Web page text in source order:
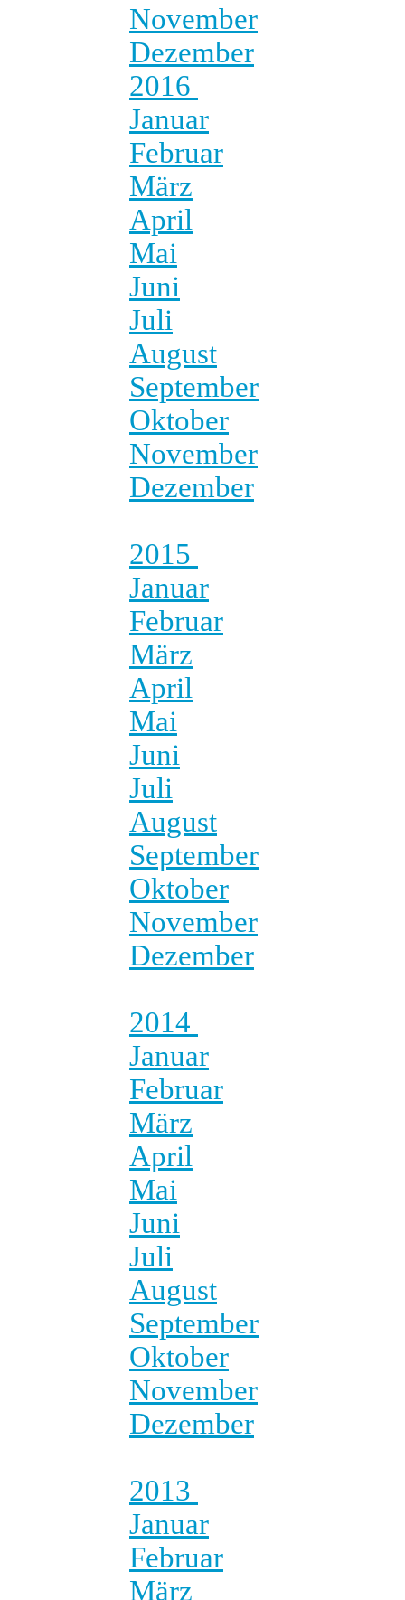
November
Dezember
2016
Januar
Februar
März
April
Mai
Juni
Juli
August
September
Oktober
November
Dezember
2015
Januar
Februar
März
April
Mai
Juni
Juli
August
September
Oktober
November
Dezember
2014
Januar
Februar
März
April
Mai
Juni
Juli
August
September
Oktober
November
Dezember
2013
Januar
Februar
März